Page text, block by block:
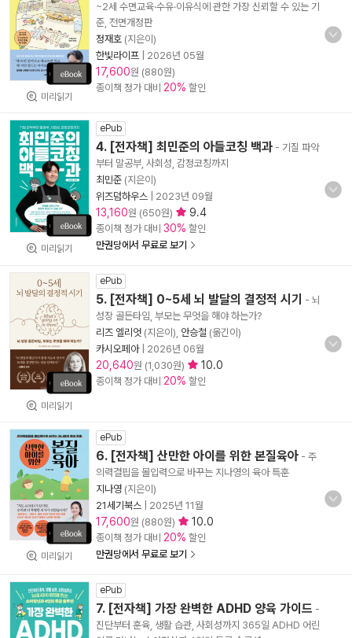
미리읽기
~2세 수면교육·수유·이유식에 관한 가장 신뢰할 수 있는 기
준, 전면개정판
정재호 (지은이)
한빛라이프
2026년 05월
17,600원 (880원)
종이책 정가 대비 20% 할인
미리읽기
ePub
4. [전자책] 최민준의 아들코칭 백과 - 기질 파악
부터 말공부, 사회성, 감정코칭까지
최민준 (지은이)
위즈덤하우스
2023년 09월
13,160원 (650원) 9.4
종이책 정가 대비 30% 할인
만권당에서 무료로 보기
미리읽기
ePub
5. [전자책] 0~5세 뇌 발달의 결정적 시기
- 뇌
성장 골든타임, 부모는 무엇을 해야 하는가?
리즈 엘리엇 (지은이), 안승철 (옮긴이)
카시오페아| 2026년 06월
20,640원 (1,030원) 10.0
종이책 정가 대비 20% 할인
미리읽기
ePub
6. [전자책] 산만한 아이를 위한 본질육아 - 주
의력결핍을 몰입력으로 바꾸는 지나영의 육아 특훈
지나영 (지은이)
21세기북스
2025년 11월
17,600원 (880원) 10.0
종이책 정가 대비 20% 할인
만권당에서 무료로 보기
ePub
7. [전자책] 가장 완벽한 ADHD 양육 가이드 -
진단부터 훈육, 생활 습관, 사회성까지 365일 ADHD 어린